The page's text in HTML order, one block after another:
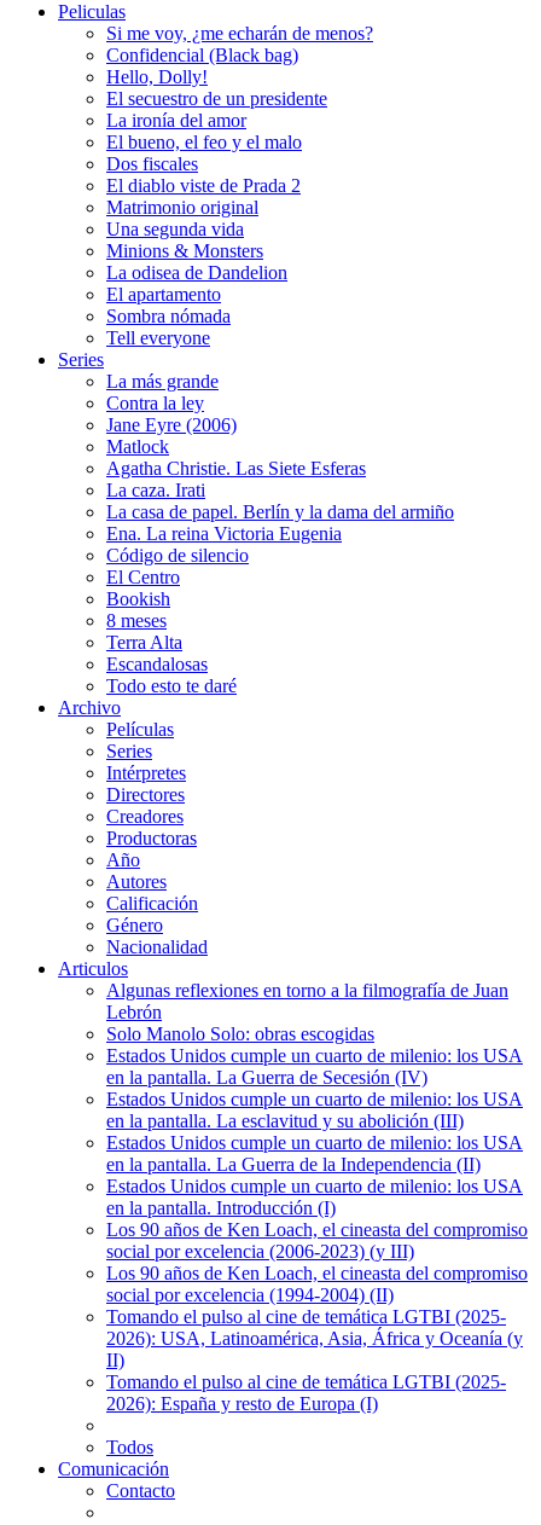
Peliculas
Si me voy, ¿me echarán de menos?
Confidencial (Black bag)
Hello, Dolly!
El secuestro de un presidente
La ironía del amor
El bueno, el feo y el malo
Dos fiscales
El diablo viste de Prada 2
Matrimonio original
Una segunda vida
Minions & Monsters
La odisea de Dandelion
El apartamento
Sombra nómada
Tell everyone
Series
La más grande
Contra la ley
Jane Eyre (2006)
Matlock
Agatha Christie. Las Siete Esferas
La caza. Irati
La casa de papel. Berlín y la dama del armiño
Ena. La reina Victoria Eugenia
Código de silencio
El Centro
Bookish
8 meses
Terra Alta
Escandalosas
Todo esto te daré
Archivo
Películas
Series
Intérpretes
Directores
Creadores
Productoras
Año
Autores
Calificación
Género
Nacionalidad
Articulos
Algunas reflexiones en torno a la filmografía de Juan
Lebrón
Solo Manolo Solo: obras escogidas
Estados Unidos cumple un cuarto de milenio: los USA
en la pantalla. La Guerra de Secesión (IV)
Estados Unidos cumple un cuarto de milenio: los USA
en la pantalla. La esclavitud y su abolición (III)
Estados Unidos cumple un cuarto de milenio: los USA
en la pantalla. La Guerra de la Independencia (II)
Estados Unidos cumple un cuarto de milenio: los USA
en la pantalla. Introducción (I)
Los 90 años de Ken Loach, el cineasta del compromiso
social por excelencia (2006-2023) (y III)
Los 90 años de Ken Loach, el cineasta del compromiso
social por excelencia (1994-2004) (II)
Tomando el pulso al cine de temática LGTBI (2025-
2026): USA, Latinoamérica, Asia, África y Oceanía (y
II)
Tomando el pulso al cine de temática LGTBI (2025-
2026): España y resto de Europa (I)
Todos
Comunicación
Contacto